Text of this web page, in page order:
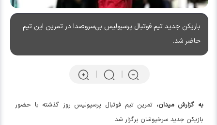
بازیکن جدید تیم فوتبال پرسپولیس بی‌سروصدا در تمرین این تیم
حاضر شد.
به گزارش میدان،تمرین تیم فوتبال پرسپولیس روز گذشته با حضور
بازیکن جدید سرخپوشان برگزار شد.